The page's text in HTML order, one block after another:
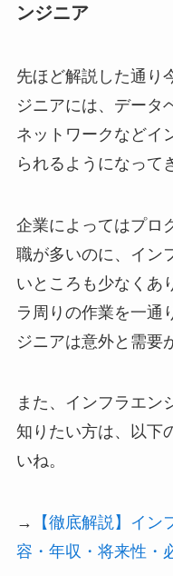
ンジニア
先ほど解説した通り
ジニアには、データ
ネットワークなどイ
られるようになって
企業によってはプロ
職が多いのに、イン
いところも少なくあ
ラ周りの作業を一通
ジニアは意外と需要
また、インフラエン
知りたい方は、以下
いね。
→
【徹底解説】イ
容・年収・将来性・